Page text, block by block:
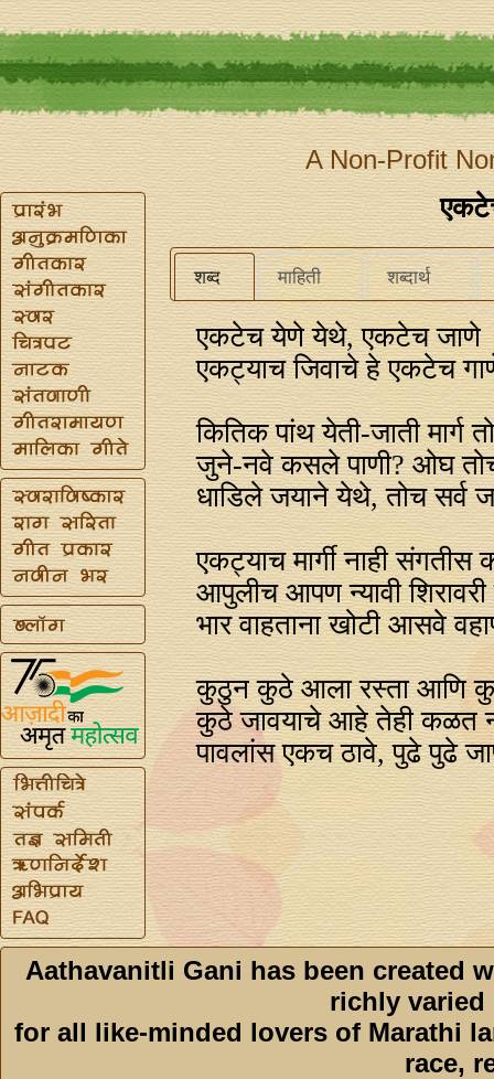
A Non-Profit
शब्द माहिती शब्दार्थ
एकटेच येणे येथे, एकटेच जाणे
एकट्याच जिवाचे हे एकटेच
कितिक पांथ येती-जाती मार्ग
जुने-नवे कसले पाणी? ओघ
धाडिले जयाने येथे, तोच सर्व
एकट्याच मार्गी नाही संगतीस
आपुलीच आपण न्यावी शिरावरी
भार वाहताना खोटी आसवे
कुठुन कुठे आला रस्ता आणि
कुठे जावयाचे आहे तेही कळत
पावलांस एकच ठावे, पुढे पुढे
Aathavanitli Gani has been created
richly varied
for all like-minded lovers of Marathi
race,